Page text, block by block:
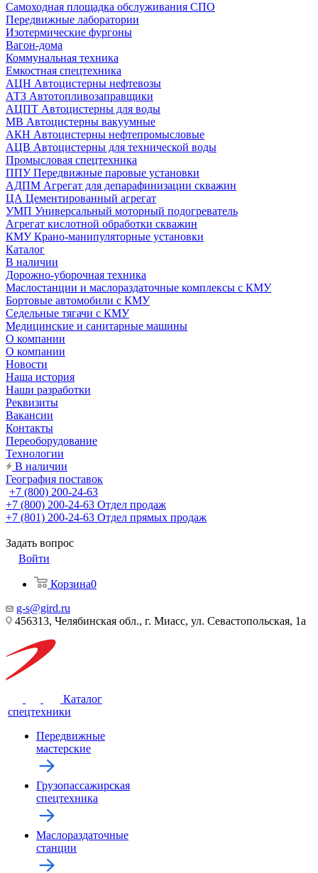
Самоходная площадка обслуживания СПО
Передвижные лаборатории
Изотермические фургоны
Вагон-дома
Коммунальная техника
Емкостная спецтехника
АЦН Автоцистерны нефтевозы
АТЗ Автотопливозаправщики
АЦПТ Автоцистерны для воды
МВ Автоцистерны вакуумные
АКН Автоцистерны нефтепромысловые
АЦВ Автоцистерны для технической воды
Промысловая спецтехника
ППУ Передвижные паровые установки
АДПМ Агрегат для депарафинизации скважин
ЦА Цементированный агрегат
УМП Универсальный моторный подогреватель
Агрегат кислотной обработки скважин
КМУ Крано-манипуляторные установки
Каталог
В наличии
Дорожно-уборочная техника
Маслостанции и маслораздаточные комплексы с КМУ
Бортовые автомобили с КМУ
Седельные тягачи с КМУ
Медицинские и санитарные машины
О компании
О компании
Новости
Наша история
Наши разработки
Реквизиты
Вакансии
Контакты
Переоборудование
Технологии
В наличии
География поставок
+7 (800) 200-24-63
+7 (800) 200-24-63 Отдел продаж
+7 (801) 200-24-63 Отдел прямых продаж
Задать вопрос
Войти
Корзина0
g-s@gird.ru
456313, Челябинская обл., г. Миасс, ул. Севастопольская, 1а
Каталог
спецтехники
Передвижные
мастерские
Грузопассажирская
спецтехника
Маслораздаточные
станции